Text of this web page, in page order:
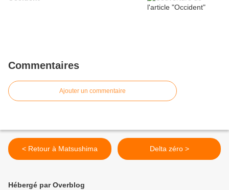
Commentaires
Ajouter un commentaire
< Retour à Matsushima Delta zéro >
Hébergé par Overblog